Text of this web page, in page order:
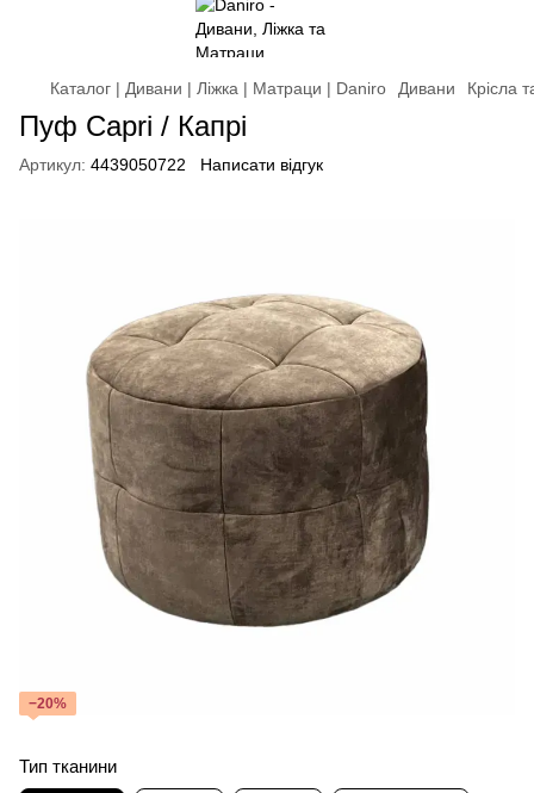
Каталог | Дивани | Ліжка | Матраци | Daniro Дивани Крісла
Пуф Capri / Капрі
Артикул: 4439050722 Написати відгук
−20%
Тип тканини